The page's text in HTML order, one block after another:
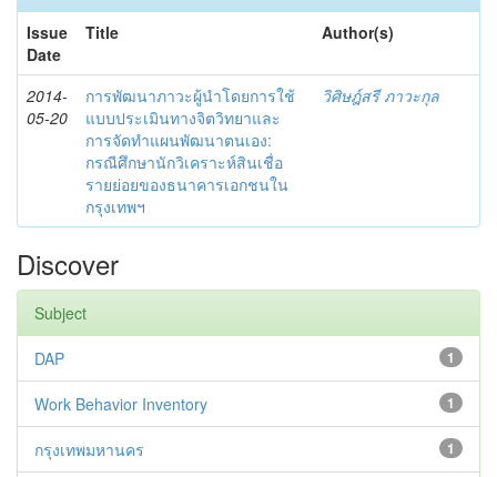
Issue
Date
Title Author(s)
2014-
05-20
การพัฒนาภาวะผู้นำโดยการใช้
แบบประเมินทางจิตวิทยาและ
การจัดทำแผนพัฒนาตนเอง:
กรณีศึกษานักวิเคราะห์สินเชื่อ
รายย่อยของธนาคารเอกชนใน
กรุงเทพฯ
วิศิษฎ์สรี ภาวะกุล
Discover
Subject
1
DAP
1
Work Behavior Inventory
1
กรุงเทพมหานคร